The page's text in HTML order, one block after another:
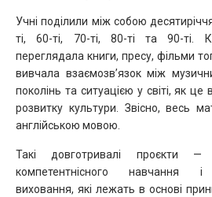
Учні поділили між собою
ті, 60-ті, 70-ті, 80-ті та 90-ті.
переглядала книги, пресу, фільми
вивчала взаємозв’язок між
поколінь та ситуацією у світі, як
розвитку культури. Звісно, весь
англійською мовою.
Такі довготривалі проєкти
компетентнісного навчання і
виховання, які лежать в основі